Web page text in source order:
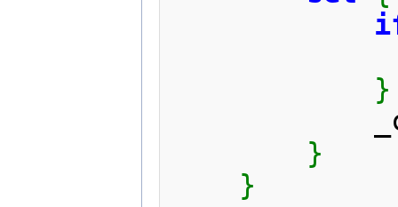
}
}
}